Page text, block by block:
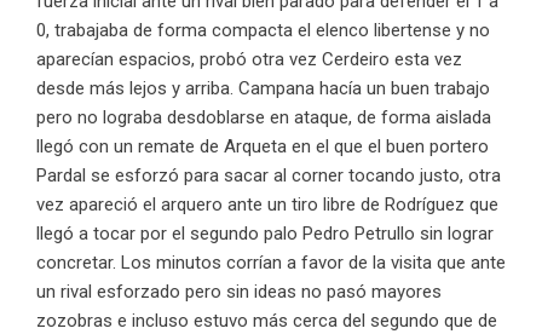
0, trabajaba de forma compacta el elenco libertense y no
aparecían espacios, probó otra vez Cerdeiro esta vez
desde más lejos y arriba. Campana hacía un buen trabajo
pero no lograba desdoblarse en ataque, de forma aislada
llegó con un remate de Arqueta en el que el buen portero
Pardal se esforzó para sacar al corner tocando justo, otra
vez apareció el arquero ante un tiro libre de Rodríguez que
llegó a tocar por el segundo palo Pedro Petrullo sin lograr
concretar. Los minutos corrían a favor de la visita que ante
un rival esforzado pero sin ideas no pasó mayores
zozobras e incluso estuvo más cerca del segundo que de